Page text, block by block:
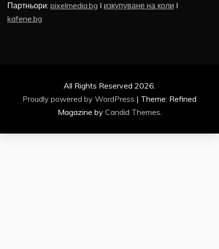
Партньори: pixelmedia.bg I изкупуване на коли I
kafene.bg
All Rights Reserved 2026.
Proudly powered by WordPress | Theme: Refined
Magazine by Candid Themes.